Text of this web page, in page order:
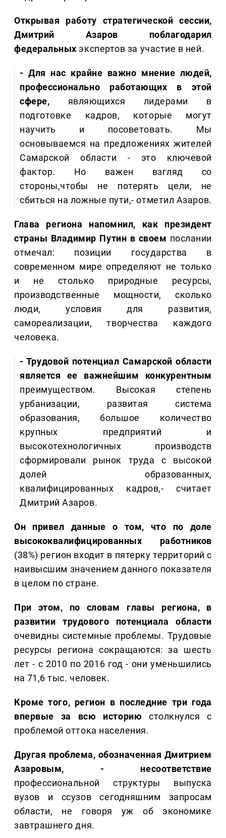
Открывая работу стратегической сессии,
Дмитрий Азаров поблагодарил
федеральных экспертов за участие в ней.
- Для нас крайне важно мнение людей,
профессионально работающих в этой
сфере, являющихся лидерами в
подготовке кадров, которые могут
научить и посоветовать. Мы
основываемся на предложениях жителей
Самарской области - это ключевой
фактор. Но важен взгляд со
стороны,чтобы не потерять цели, не
сбиться на ложные пути,- отметил Азаров.
Глава региона напомнил, как президент
страны Владимир Путин в своем послании
отмечал: позиции государства в
современном мире определяют не только
и не столько природные ресурсы,
производственные мощности, сколько
люди, условия для развития,
самореализации, творчества каждого
человека.
- Трудовой потенциал Самарской области
является ее важнейшим конкурентным
преимуществом. Высокая степень
урбанизации, развитая система
образования, большое количество
крупных предприятий и
высокотехнологичных производств
сформировали рынок труда с высокой
долей образованных,
квалифицированных кадров,- считает
Дмитрий Азаров.
Он привел данные о том, что по доле
высококвалифицированных работников
(38%) регион входит в пятерку территорий с
наивысшим значением данного показателя
в целом по стране.
При этом, по словам главы региона, в
развитии трудового потенциала области
очевидны системные проблемы. Трудовые
ресурсы региона сокращаются: за шесть
лет - с 2010 по 2016 год - они уменьшились
на 71,6 тыс. человек.
Кроме того, регион в последние три года
впервые за всю историю столкнулся с
проблемой оттока населения.
Другая проблема, обозначенная Дмитрием
Азаровым, - несоответствие
профессиональной структуры выпуска
вузов и ссузов сегодняшним запросам
области, не говоря уж об экономике
завтрашнего дня.